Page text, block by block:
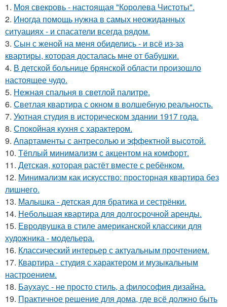
1. Моя свекровь - настоящая "Королева Чистоты".
2. Иногда помощь нужна в самых неожиданных
ситуациях - и спасатели всегда рядом.
3. Сын с женой на меня обиделись - и всё из-за
квартиры, которая досталась мне от бабушки.
4. В детской больнице брянской области произошло
настоящее чудо.
5. Нежная спальня в светлой палитре.
6. Светлая квартира с окном в волшебную реальность.
7. Уютная студия в историческом здании 1917 года.
8. Спокойная кухня с характером.
9. Апартаменты с антресолью и эффектной высотой.
10. Тёплый минимализм с акцентом на комфорт.
11. Детская, которая растёт вместе с ребёнком.
12. Минимализм как искусство: просторная квартира без
лишнего.
13. Малышка - детская для братика и сестрёнки.
14. Небольшая квартира для долгосрочной аренды.
15. Евродвушка в стиле американской классики для
художника - модельера.
16. Классический интерьер с актуальным прочтением.
17. Квартира - студия с характером и музыкальным
настроением.
18. Баухаус - не просто стиль, а философия дизайна.
19. Практичное решение для дома, где всё должно быть